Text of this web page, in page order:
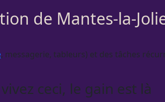
de Mantes-la-
, messagerie, tableurs) et des tâches
ceci, le gain est là